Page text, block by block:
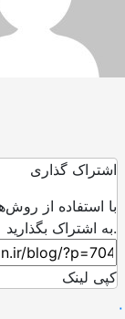
اشتراک گذاری
با استفاده از
به اشتراک بگذارید.
کپی لینک
۰